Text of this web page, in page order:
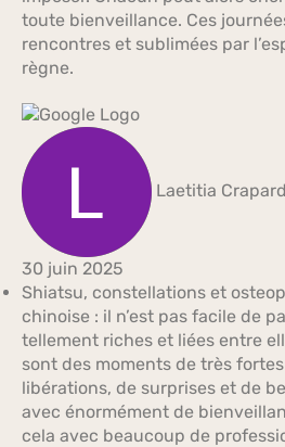
toute bienveillance. Ces
rencontres et sublimées par
règne.
Laetitia Crapard
30 juin 2025
Shiatsu, constellations et
chinoise : il n’est pas facile de
tellement riches et liées entre
sont des moments de très
libérations, de surprises et de
avec énormément de
cela avec beaucoup de